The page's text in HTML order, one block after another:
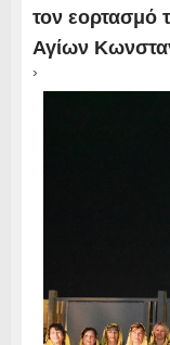
τον εορτασμό
Αγίων
›